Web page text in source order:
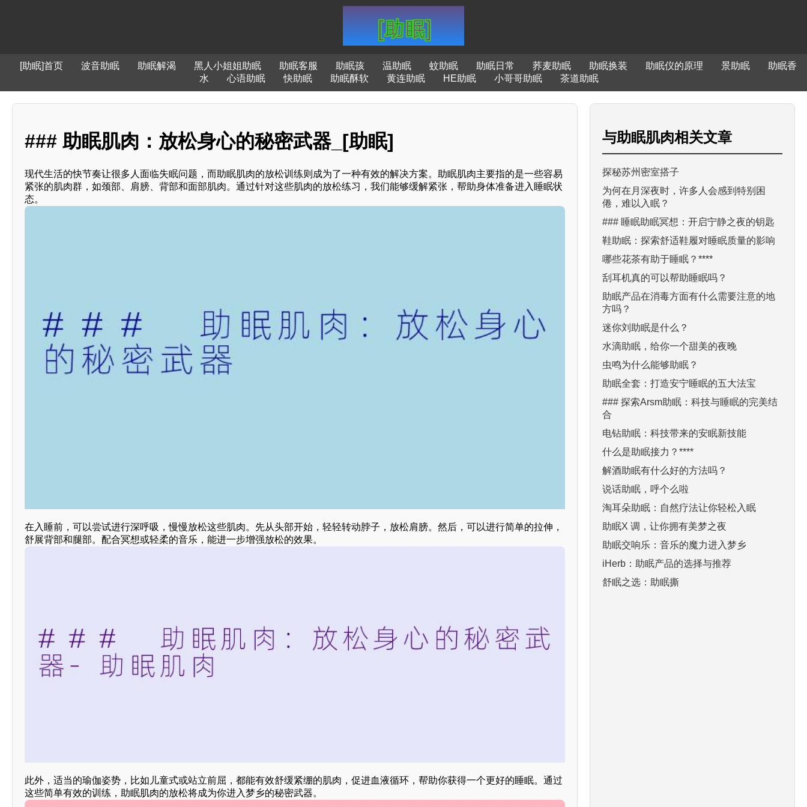
[助眠]首页 波音助眠 助眠解渴 黑人小姐姐助眠 助眠客服 助眠孩 温助眠 蚊助眠 助眠日常 荞麦助眠 助眠换装 助眠仪的原理 景助眠
助眠香
水
心语助眠 快助眠 助眠酥软 黄连助眠 HE助眠 小哥哥助眠 茶道助眠
### 助眠肌肉：放松身心的秘密武器_[助眠]
现代生活的快节奏让很多人面临失眠问题，而助眠肌肉的放松训练则成为了一种有效的解决方案。助眠肌肉主要指的是一些容易
紧张的肌肉群，如颈部、肩膀、背部和面部肌肉。通过针对这些肌肉的放松练习，我们能够缓解紧张，帮助身体准备进入睡眠状
态。
在入睡前，可以尝试进行深呼吸，慢慢放松这些肌肉。先从头部开始，轻轻转动脖子，放松肩膀。然后，可以进行简单的拉伸，
舒展背部和腿部。配合冥想或轻柔的音乐，能进一步增强放松的效果。
此外，适当的瑜伽姿势，比如儿童式或站立前屈，都能有效舒缓紧绷的肌肉，促进血液循环，帮助你获得一个更好的睡眠。通过
这些简单有效的训练，助眠肌肉的放松将成为你进入梦乡的秘密武器。
与助眠肌肉相关文章
探秘苏州密室搭子
为何在月深夜时，许多人会感到特别困
倦，难以入眠？
### 睡眠助眠冥想：开启宁静之夜的钥匙
鞋助眠：探索舒适鞋履对睡眠质量的影响
哪些花茶有助于睡眠？****
刮耳机真的可以帮助睡眠吗？
助眠产品在消毒方面有什么需要注意的地
方吗？
迷你刘助眠是什么？
水滴助眠，给你一个甜美的夜晚
虫鸣为什么能够助眠？
助眠全套：打造安宁睡眠的五大法宝
### 探索Arsm助眠：科技与睡眠的完美结
合
电钻助眠：科技带来的安眠新技能
什么是助眠接力？****
解酒助眠有什么好的方法吗？
说话助眠，呼个么啦
淘耳朵助眠：自然疗法让你轻松入眠
助眠X 调，让你拥有美梦之夜
助眠交响乐：音乐的魔力进入梦乡
iHerb：助眠产品的选择与推荐
舒眠之选：助眠撕